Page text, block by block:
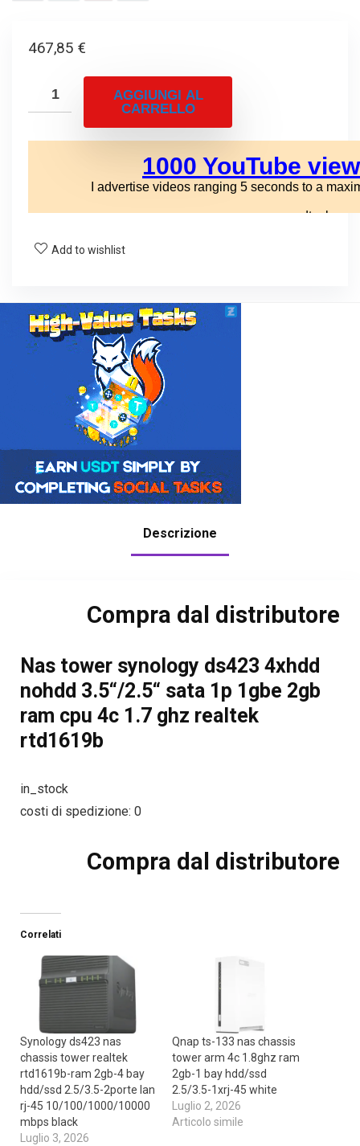
467,85 €
AGGIUNGI AL
CARRELLO
Add to wishlist
Descrizione
Compra dal distributore
Nas tower synology ds423 4xhdd
nohdd 3.5“/2.5“ sata 1p 1gbe 2gb
ram cpu 4c 1.7 ghz realtek
rtd1619b
in_stock
costi di spedizione: 0
Compra dal distributore
Correlati
Synology ds423 nas
chassis tower realtek
rtd1619b-ram 2gb-4 bay
hdd/ssd 2.5/3.5-2porte lan
rj-45 10/100/1000/10000
mbps black
Luglio 3, 2026
Qnap ts-133 nas chassis
tower arm 4c 1.8ghz ram
2gb-1 bay hdd/ssd
2.5/3.5-1xrj-45 white
Luglio 2, 2026
Articolo simile